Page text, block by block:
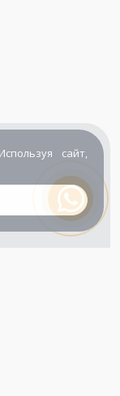
сайт,